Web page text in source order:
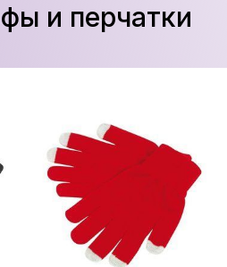
и перчатки